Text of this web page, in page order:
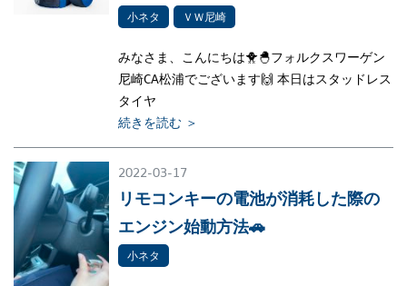
小ネタ ＶＷ尼崎
みなさま、こんにちは🐥🐣フォルクスワーゲン
尼崎CA松浦でございます🙌 本日はスタッドレス
タイヤ
続きを読む ＞
2022-03-17
リモコンキーの電池が消耗した際の
エンジン始動方法🚗
小ネタ